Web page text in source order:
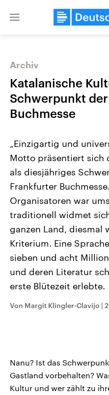
Close
Landtagswahl Sachsen-
Alle Informationen
September 2026 einen neuen
Landtag. Seit 2021 wird das
Bundesland von einer
CDU, SPD und FDP regiert.-
Umfragen, Prognosen,
Wahlprogramme, aktuelle
und Hintergründe zu den
und Kandidaten der
Sendungen Programm
Audio-Archiv
Archiv
Katalanische
Schwerpunkt
Buchmesse
„Einzigartig und
Motto präsentiert sich
als diesjähriges
Frankfurter
Organisatoren war
traditionell widmet
ganzen Land, diesmal
Kriterium. Eine
sieben und acht
und deren Literatur
erste Blütezeit erlebte.
Von Margit Klingler-Clavijo |
Nanu? Ist das
Gastland vorbehalten?
Kultur und wer zählt zu